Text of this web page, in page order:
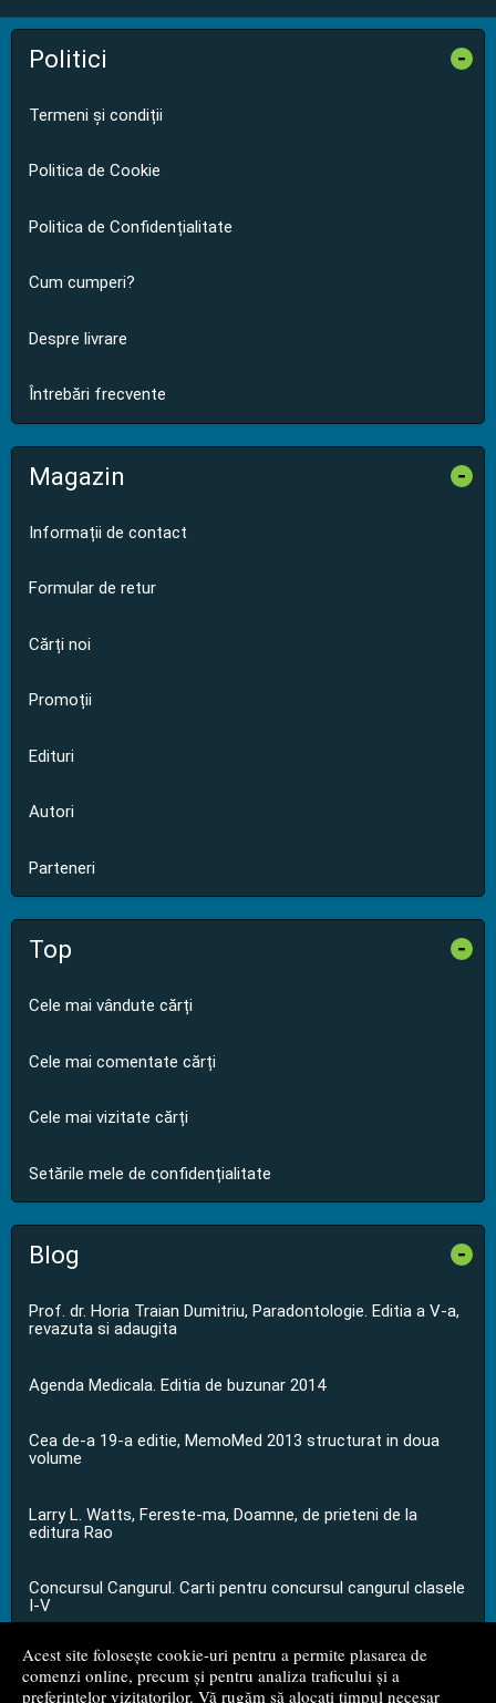
Acest site folosește cookie-uri pentru a permite plasarea de
comenzi online, precum și pentru analiza traficului și a
preferințelor vizitatorilor. Vă rugăm să alocați timpul necesar
Politici -
Termeni și condiții
Politica de Cookie
Politica de Confidențialitate
Cum cumperi?
Despre livrare
Întrebări frecvente
Magazin -
Informații de contact
Formular de retur
Cărți noi
Promoții
Edituri
Autori
Parteneri
Top -
Cele mai vândute cărți
Cele mai comentate cărți
Cele mai vizitate cărți
Setările mele de confidențialitate
Blog -
Prof. dr. Horia Traian Dumitriu, Paradontologie. Editia a V-a,
revazuta si adaugita
Agenda Medicala. Editia de buzunar 2014
Cea de-a 19-a editie, MemoMed 2013 structurat in doua
volume
Larry L. Watts, Fereste-ma, Doamne, de prieteni de la
editura Rao
Concursul Cangurul. Carti pentru concursul cangurul clasele
I-V
...toate știrile